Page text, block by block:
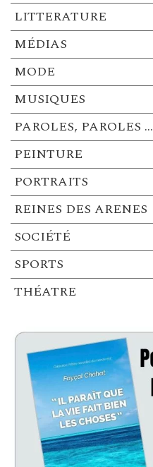
LITTERATURE
MÉDIAS
MODE
MUSIQUES
PAROLES, PAROLES …
PEINTURE
PORTRAITS
REINES DES ARENES
SOCIÉTÉ
SPORTS
THÉATRE